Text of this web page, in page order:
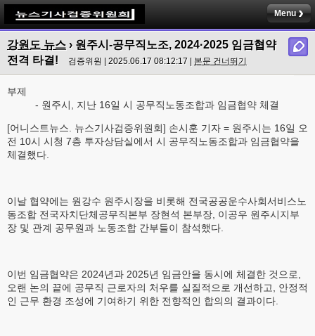
Menu
강원도 뉴스 › 원주시-공무직노조, 2024·2025 임금협약
전격 타결!
검증위원 | 2025.06.17 08:12:17 | 본문 건너뛰기
부제
- 원주시, 지난 16일 시 공무직노동조합과 임금협약 체결
[어니스트뉴스. 뉴스기사검증위원회] 손시훈 기자 = 원주시는 16일 오
전 10시 시청 7층 투자상담실에서 시 공무직노동조합과 임금협약을
체결했다.
이날 협약에는 원강수 원주시장을 비롯해 전국공공운수사회서비스노
동조합 전국자치단체공무직본부 장현석 본부장, 이공우 원주시지부
장 및 관계 공무원과 노동조합 간부들이 참석했다.
이번 임금협약은 2024년과 2025년 임금안을 동시에 체결한 것으로,
오랜 논의 끝에 공무직 근로자의 처우를 실질적으로 개선하고, 안정적
인 근무 환경 조성에 기여하기 위한 전향적인 합의의 결과이다.